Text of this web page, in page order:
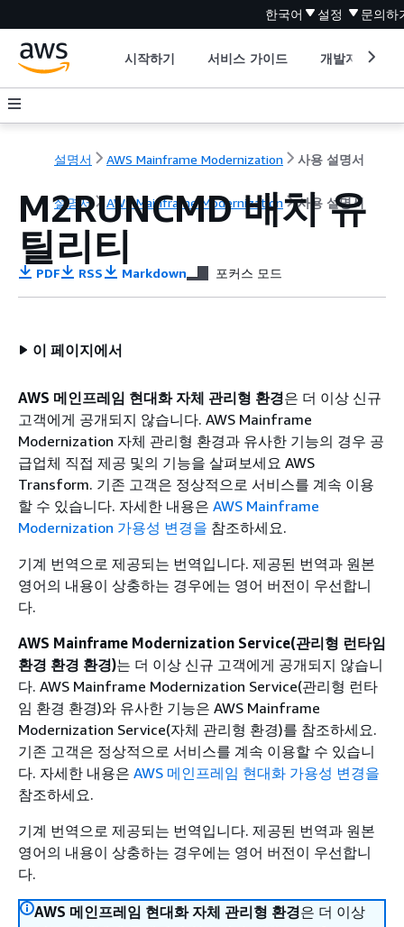
한국어 설정 문의하
시작하기 서비스 가이드 개발자 도구
설명서 AWS Mainframe Modernization 사용 설명서
설명서 AWS Mainframe Modernization 사용 설명서
M2RUNCMD 배치 유
틸리티
PDF RSS Markdown 포커스 모드
이 페이지에서
AWS 메인프레임 현대화 자체 관리형 환경은 더 이상 신규
고객에게 공개되지 않습니다. AWS Mainframe
Modernization 자체 관리형 환경과 유사한 기능의 경우 공
급업체 직접 제공 및의 기능을 살펴보세요 AWS
Transform. 기존 고객은 정상적으로 서비스를 계속 이용
할 수 있습니다. 자세한 내용은 AWS Mainframe
Modernization 가용성 변경을 참조하세요.
기계 번역으로 제공되는 번역입니다. 제공된 번역과 원본
영어의 내용이 상충하는 경우에는 영어 버전이 우선합니
다.
AWS Mainframe Modernization Service(관리형 런타임
환경 환경 환경)는 더 이상 신규 고객에게 공개되지 않습니
다. AWS Mainframe Modernization Service(관리형 런타
임 환경 환경)와 유사한 기능은 AWS Mainframe
Modernization Service(자체 관리형 환경)를 참조하세요.
기존 고객은 정상적으로 서비스를 계속 이용할 수 있습니
다. 자세한 내용은 AWS 메인프레임 현대화 가용성 변경을
참조하세요.
기계 번역으로 제공되는 번역입니다. 제공된 번역과 원본
영어의 내용이 상충하는 경우에는 영어 버전이 우선합니
다.
AWS 메인프레임 현대화 자체 관리형 환경은 더 이상